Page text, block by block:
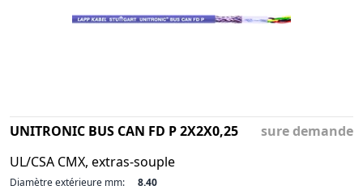
UNITRONIC BUS CAN FD P 2X2X0,25
UL/CSA CMX, extras-souple
sure demande
Diamètre extérieure mm:
8.40